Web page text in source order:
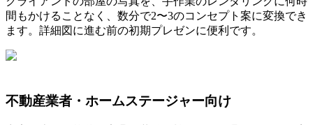
間もかけることなく、数分で2〜3のコンセプト案に変換でき
ます。詳細図に進む前の初期プレゼンに便利です。
不動産業者・ホームステージャー向け